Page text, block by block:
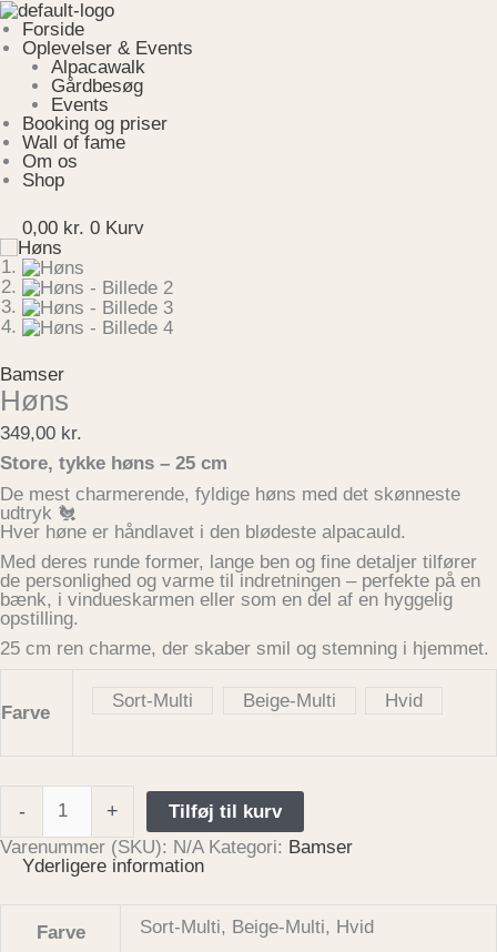
Gå
til
indholdet
Menu
Forside
Oplevelser & Events
Alpacawalk
Gårdbesøg
Events
Booking og priser
Wall of fame
Om os
Shop
0,00 kr. 0 Kurv
Bamser
Høns
349,00 kr.
Store, tykke høns – 25 cm
De mest charmerende, fyldige høns med det skønneste
udtryk 🐔
Hver høne er håndlavet i den blødeste alpacauld.
Med deres runde former, lange ben og fine detaljer tilfører
de personlighed og varme til indretningen – perfekte på en
bænk, i vindueskarmen eller som en del af en hyggelig
opstilling.
25 cm ren charme, der skaber smil og stemning i hjemmet.
Farve
Sort-Multi Beige-Multi Hvid
-
Høns
antal
+
Tilføj til kurv
Varenummer (SKU): N/A Kategori: Bamser
Yderligere information
Farve Sort-Multi, Beige-Multi, Hvid